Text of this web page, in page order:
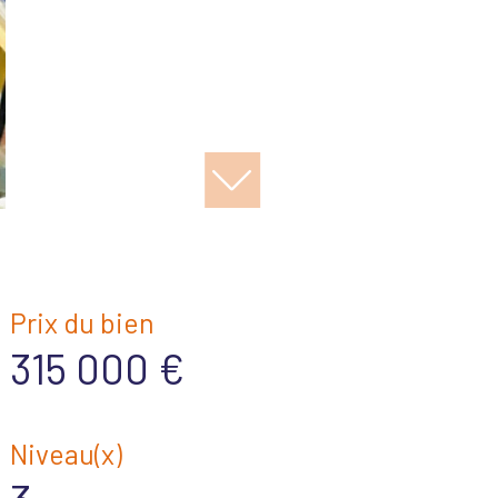
Prix du bien
315 000 €
Niveau(x)